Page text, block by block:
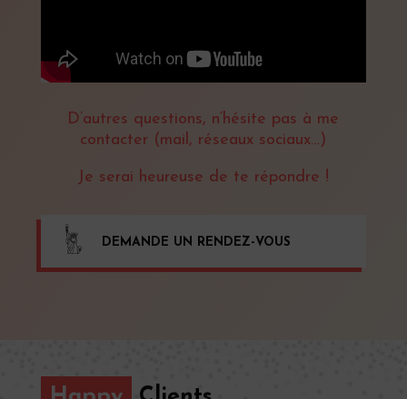
D’autres questions, n’hésite pas à me
contacter (mail, réseaux sociaux…)
Je serai heureuse de te répondre !
DEMANDE UN RENDEZ-VOUS